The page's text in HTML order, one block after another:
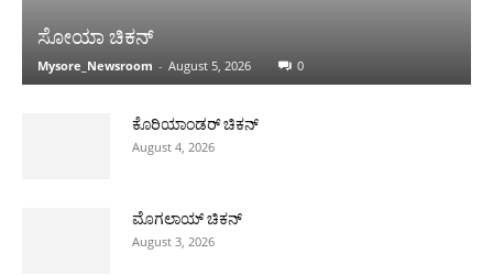
ಸೋಯಾ ಚಿಕನ್
Mysore_Newsroom - August 5, 2026 0
ಕೊರಿಯಾಂಡರ್ ಚಿಕನ್
August 4, 2026
ಮೊಗಲಾಯ್ ಚಿಕನ್
August 3, 2026